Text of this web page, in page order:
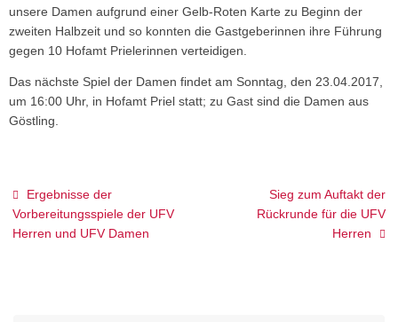
unsere Damen aufgrund einer Gelb-Roten Karte zu Beginn der
zweiten Halbzeit und so konnten die Gastgeberinnen ihre Führung
gegen 10 Hofamt Prielerinnen verteidigen.
Das nächste Spiel der Damen findet am Sonntag, den 23.04.2017,
um 16:00 Uhr, in Hofamt Priel statt; zu Gast sind die Damen aus
Göstling.
Ergebnisse der
Vorbereitungsspiele der UFV
Herren und UFV Damen
Sieg zum Auftakt der
Rückrunde für die UFV
Herren